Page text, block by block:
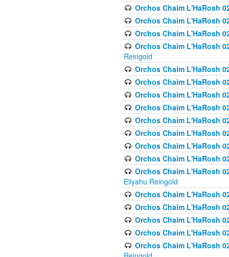
Orchos Chaim L'HaRosh
Orchos Chaim L'HaRosh
Orchos Chaim L'HaRosh
Orchos Chaim L'HaRosh
Reingold
Orchos Chaim L'HaRosh
Orchos Chaim L'HaRosh
Orchos Chaim L'HaRosh
Orchos Chaim L'HaRosh
Orchos Chaim L'HaRosh
Orchos Chaim L'HaRosh
Orchos Chaim L'HaRosh
Orchos Chaim L'HaRosh
Orchos Chaim L'HaRosh
Eliyahu Reingold
Orchos Chaim L'HaRosh
Orchos Chaim L'HaRosh
Orchos Chaim L'HaRosh
Orchos Chaim L'HaRosh
Orchos Chaim L'HaRosh